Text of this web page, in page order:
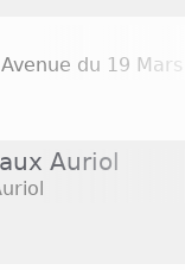
du 19
Auriol